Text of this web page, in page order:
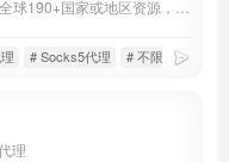
# Socks5代理 # 不限量住宅代理
理